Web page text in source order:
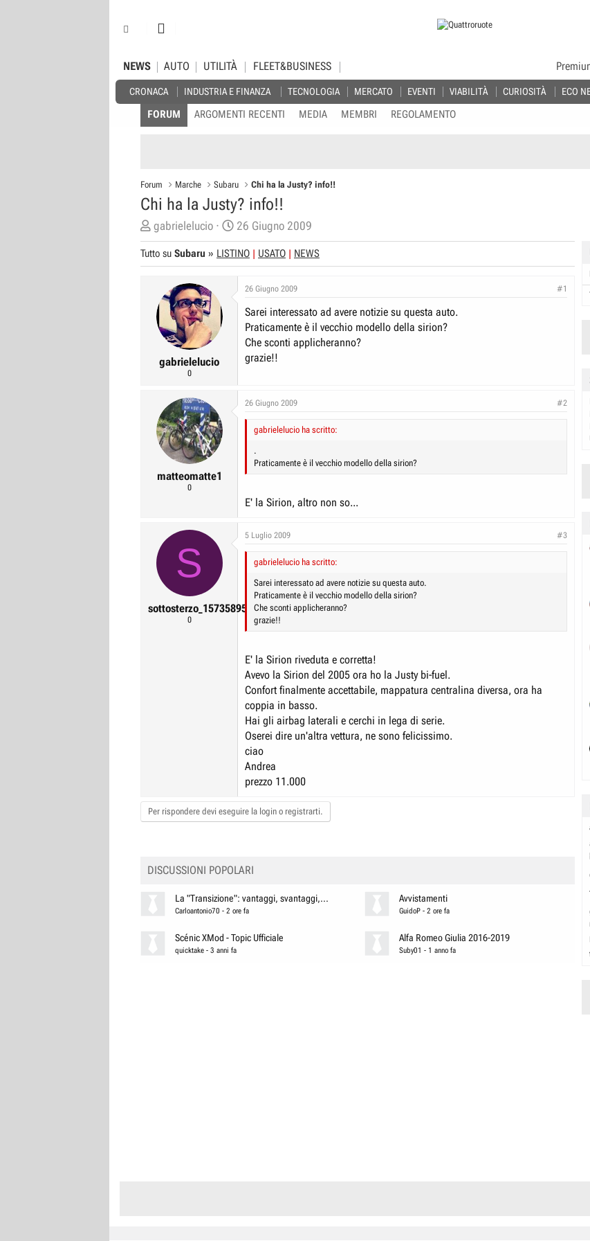
NEWS
CRONACA INDUSTRIA E FINANZA TECNOLOGIA MERCATO EVENTI VIABILITÀ CURIOSITÀ ECO
AUTO UTILITÀ FLEET&BUSINESS
FORUM ARGOMENTI RECENTI MEDIA MEMBRI REGOLAMENTO
Forum Marche Subaru Chi ha la Justy? info!!
Chi ha la Justy? info!!
C
r
e
o
D
u
s
gabrielelucio
D
a
t
a
d
i
o
26 Giugno 2009
Tutto su Subaru » LISTINO USATO NEWS
gabrielelucio
0
26 Giugno 2009 #1
Sarei interessato ad avere notizie su questa auto.
Praticamente è il vecchio modello della sirion?
Che sconti applicheranno?
grazie!!
matteomatte1
0
26 Giugno 2009 #2
gabrielelucio ha scritto:
.
Praticamente è il vecchio modello della sirion?
E' la Sirion, altro non so...
S
sottosterzo_1573589585
0
5 Luglio 2009 #3
gabrielelucio ha scritto:
Sarei interessato ad avere notizie su questa auto.
Praticamente è il vecchio modello della sirion?
Che sconti applicheranno?
grazie!!
E' la Sirion riveduta e corretta!
Avevo la Sirion del 2005 ora ho la Justy bi-fuel.
Confort finalmente accettabile, mappatura centralina diversa, ora ha
coppia in basso.
Hai gli airbag laterali e cerchi in lega di serie.
Oserei dire un'altra vettura, ne sono felicissimo.
ciao
Andrea
prezzo 11.000
Per rispondere devi eseguire la login o registrarti.
DISCUSSIONI POPOLARI
La "Transizione": vantaggi, svantaggi,...
Carloantonio70 - 2 ore fa
Avvistamenti
GuidoP - 2 ore fa
Scénic XMod - Topic Ufficiale
quicktake - 3 anni fa
Alfa Romeo Giulia 2016-2019
Suby01 - 1 anno fa